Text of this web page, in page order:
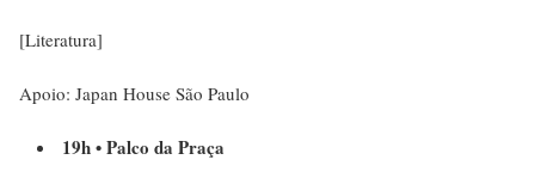
[Literatura]
Apoio: Japan House São Paulo
19h • Palco da Praça